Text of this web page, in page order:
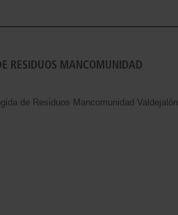
RESIDUOS MANCOMUNIDAD
de Residuos Mancomunidad Valdejalón